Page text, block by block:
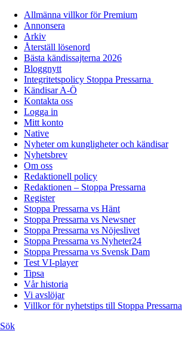
Allmänna villkor för Premium
Annonsera
Arkiv
Återställ lösenord
Bästa kändissajterna 2026
Bloggnytt
Integritetspolicy Stoppa Pressarna
Kändisar A-Ö
Kontakta oss
Logga in
Mitt konto
Native
Nyheter om kungligheter och kändisar
Nyhetsbrev
Om oss
Redaktionell policy
Redaktionen – Stoppa Pressarna
Register
Stoppa Pressarna vs Hänt
Stoppa Pressarna vs Newsner
Stoppa Pressarna vs Nöjeslivet
Stoppa Pressarna vs Nyheter24
Stoppa Pressarna vs Svensk Dam
Test VI-player
Tipsa
Vår historia
Vi avslöjar
Villkor för nyhetstips till Stoppa Pressarna
Sök